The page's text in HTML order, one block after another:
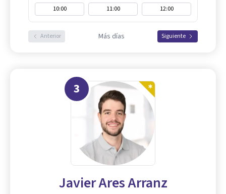
10:00
11:00 12:00
Anterior Más días Siguiente
3
Javier Ares Arranz